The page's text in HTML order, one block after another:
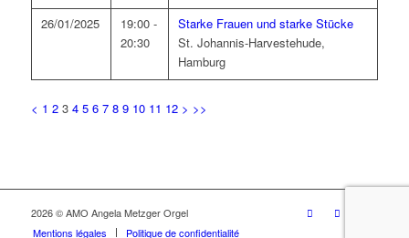
26/01/2025
19:00 -
20:30
Starke Frauen und starke Stücke
St. Johannis-Harvestehude,
Hamburg
< 1 2 3 4 5 6 7 8 9 10 11 12 > >>
2026 © AMO Angela Metzger Orgel
Mentions légales
Politique de confidentialité